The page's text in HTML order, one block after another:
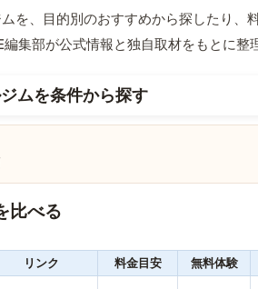
を、目的別のおすすめから探したり、
集部が公式情報と独自取材をもとに整
ムを条件から探す
比べる
リンク 料金目安 無料体験